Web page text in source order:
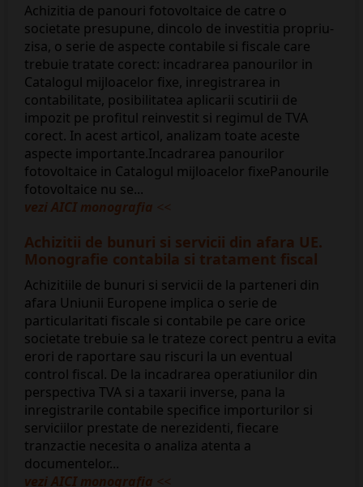
Achizitia de panouri fotovoltaice de catre o
societate presupune, dincolo de investitia propriu-
zisa, o serie de aspecte contabile si fiscale care
trebuie tratate corect: incadrarea panourilor in
Catalogul mijloacelor fixe, inregistrarea in
contabilitate, posibilitatea aplicarii scutirii de
impozit pe profitul reinvestit si regimul de TVA
corect. In acest articol, analizam toate aceste
aspecte importante.Incadrarea panourilor
fotovoltaice in Catalogul mijloacelor fixePanourile
fotovoltaice nu se...
vezi AICI monografia <<
Achizitii de bunuri si servicii din afara UE.
Monografie contabila si tratament fiscal
Achizitiile de bunuri si servicii de la parteneri din
afara Uniunii Europene implica o serie de
particularitati fiscale si contabile pe care orice
societate trebuie sa le trateze corect pentru a evita
erori de raportare sau riscuri la un eventual
control fiscal. De la incadrarea operatiunilor din
perspectiva TVA si a taxarii inverse, pana la
inregistrarile contabile specifice importurilor si
serviciilor prestate de nerezidenti, fiecare
tranzactie necesita o analiza atenta a
documentelor...
vezi AICI monografia <<